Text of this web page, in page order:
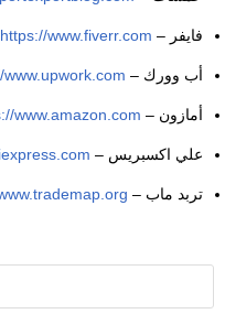
فايفر – https://www.fiverr.com
أب وورك – www.upwork.com
أمازون – www.amazon.com
علي اكسبريس –
تربد ماب –